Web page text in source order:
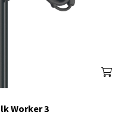
Worker 3